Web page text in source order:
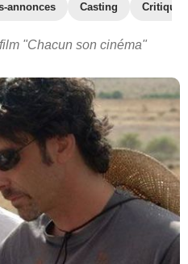
annonces Casting
"Chacun son cinéma"